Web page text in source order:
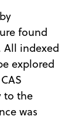
found
All indexed
explored
to the
was